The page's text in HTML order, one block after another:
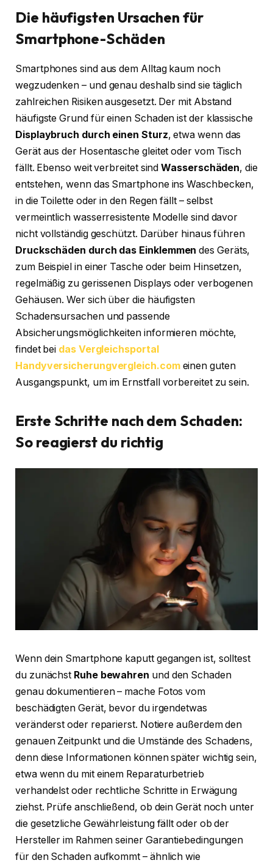
Die häufigsten Ursachen für
Smartphone-Schäden
Smartphones sind aus dem Alltag kaum noch
wegzudenken – und genau deshalb sind sie täglich
zahlreichen Risiken ausgesetzt. Der mit Abstand
häufigste Grund für einen Schaden ist der klassische
Displaybruch durch einen Sturz, etwa wenn das
Gerät aus der Hosentasche gleitet oder vom Tisch
fällt. Ebenso weit verbreitet sindWasserschäden, die
entstehen, wenn das Smartphone ins Waschbecken,
in die Toilette oder in den Regen fällt – selbst
vermeintlich wasserresistente Modelle sind davor
nicht vollständig geschützt. Darüber hinaus führen
Druckschäden durch das Einklemmen des Geräts,
zum Beispiel in einer Tasche oder beim Hinsetzen,
regelmäßig zu gerissenen Displays oder verbogenen
Gehäusen. Wer sich über die häufigsten
Schadensursachen und passende
Absicherungsmöglichkeiten informieren möchte,
findet bei das Vergleichsportal
Handyversicherungvergleich.comeinen guten
Ausgangspunkt, um im Ernstfall vorbereitet zu sein.
Erste Schritte nach dem Schaden:
So reagierst du richtig
Wenn dein Smartphone kaputt gegangen ist, solltest
du zunächst Ruhe bewahren und den Schaden
genau dokumentieren – mache Fotos vom
beschädigten Gerät, bevor du irgendetwas
veränderst oder reparierst. Notiere außerdem den
genauen Zeitpunkt und die Umstände des Schadens,
denn diese Informationen können später wichtig sein,
etwa wenn du mit einem Reparaturbetrieb
verhandelst oder rechtliche Schritte in Erwägung
ziehst. Prüfe anschließend, ob dein Gerät noch unter
die gesetzliche Gewährleistung fällt oder ob der
Hersteller im Rahmen seiner Garantiebedingungen
für den Schaden aufkommt – ähnlich wie